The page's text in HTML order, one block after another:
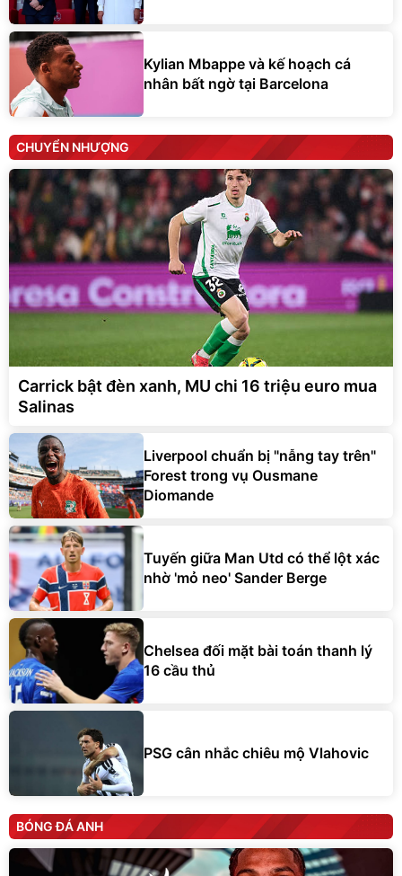
Kylian Mbappe và kế hoạch cá
nhân bất ngờ tại Barcelona
CHUYỂN NHƯỢNG
Carrick bật đèn xanh, MU chi 16 triệu euro mua
Salinas
Liverpool chuẩn bị "nẫng tay trên"
Forest trong vụ Ousmane
Diomande
Tuyến giữa Man Utd có thể lột xác
nhờ 'mỏ neo' Sander Berge
Chelsea đối mặt bài toán thanh lý
16 cầu thủ
PSG cân nhắc chiêu mộ Vlahovic
BÓNG ĐÁ ANH